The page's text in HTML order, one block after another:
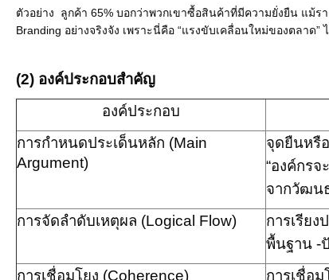
ตัวอย่าง ลูกค้า 65% บอกว่าพวกเขาซื้อสินค้าที่มีความยั่งยืน แม้
Branding อย่างจริงจัง เพราะนี่คือ “แรงขับเคลื่อนใหม่ของตลาด
(2) องค์ประกอบสำคัญ
องค์ประกอบ
การกำหนดประเด็นหลัก (Main
Argument)
จุดยืนหรื
“องค์กรจ
จากวัฒน
การจัดลำดับเหตุผล (Logical Flow)
การเรียง
พื้นฐาน -
การเชื่อมโยง (Coherence)
การเชื่อม